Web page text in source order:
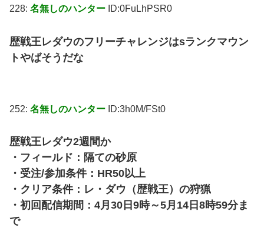
228: 名無しのハンター ID:0FuLhPSR0
歴戦王レダウのフリーチャレンジはsランクマウン
トやばそうだな
252: 名無しのハンター ID:3h0M/FSt0
歴戦王レダウ2週間か
・フィールド：隔ての砂原
・受注/参加条件：HR50以上
・クリア条件：レ・ダウ（歴戦王）の狩猟
・初回配信期間：4月30日9時～5月14日8時59分ま
で